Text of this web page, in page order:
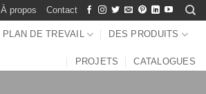
À propos Contact
PLAN DE TREVAIL DES PRODUITS
PROJETS CATALOGUES